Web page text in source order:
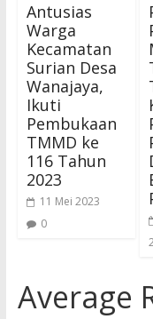
Antusias
Warga
Kecamatan
Surian Desa
Wanajaya,
Ikuti
Pembukaan
TMMD ke
116 Tahun
2023
11 Mei 2023
0
Average